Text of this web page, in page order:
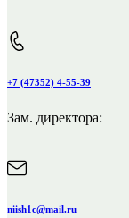
+7 (47352) 4-55-39
Зам. директора:
niish1c@mail.ru